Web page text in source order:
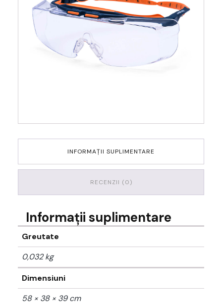
INFORMAȚII SUPLIMENTARE
RECENZII (0)
Informații suplimentare
Greutate
0,032 kg
Dimensiuni
58 × 38 × 39 cm